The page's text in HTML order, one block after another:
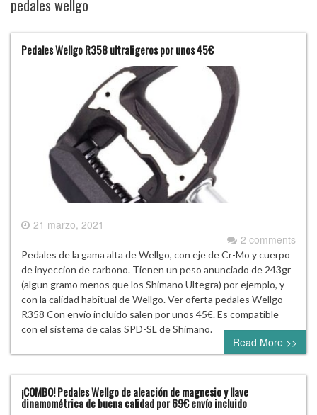
pedales wellgo
Pedales Wellgo R358 ultraligeros por unos 45€
21 marzo, 2021
2 comments
Pedales de la gama alta de Wellgo, con eje de Cr-Mo y cuerpo
de inyeccion de carbono. Tienen un peso anunciado de 243gr
(algun gramo menos que los Shimano Ultegra) por ejemplo, y
con la calidad habitual de Wellgo. Ver oferta pedales Wellgo
R358 Con envío incluido salen por unos 45€. Es compatible
con el sistema de calas SPD-SL de Shimano.
Read More >>
¡COMBO! Pedales Wellgo de aleación de magnesio y llave
dinamométrica de buena calidad por 69€ envío incluido